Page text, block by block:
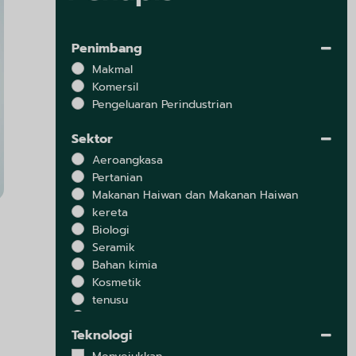
Penimbang
Makmal
Komersil
Pengeluaran Perindustrian
Sektor
Aeroangkasa
Pertanian
Makanan Haiwan dan Makanan Haiwan
kereta
Biologi
Seramik
Bahan kimia
Kosmetik
tenusu
Persekitaran
Teknologi